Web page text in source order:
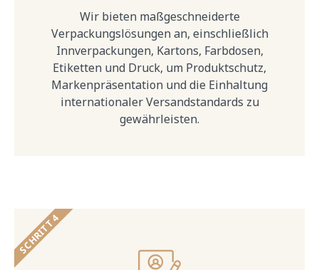
Wir bieten maßgeschneiderte
Verpackungslösungen an, einschließlich
Innverpackungen, Kartons, Farbdosen,
Etiketten und Druck, um Produktschutz,
Markenpräsentation und die Einhaltung
internationaler Versandstandards zu
gewährleisten.
SCHRITT 4